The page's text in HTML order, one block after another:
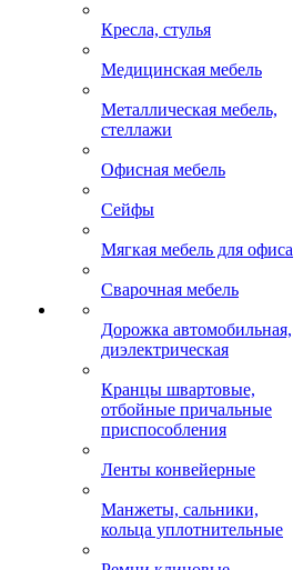
Кресла, стулья
Медицинская мебель
Металлическая мебель,
стеллажи
Офисная мебель
Сейфы
Мягкая мебель для офиса
Сварочная мебель
Дорожка автомобильная,
диэлектрическая
Кранцы швартовые,
отбойные причальные
приспособления
Ленты конвейерные
Манжеты, сальники,
кольца уплотнительные